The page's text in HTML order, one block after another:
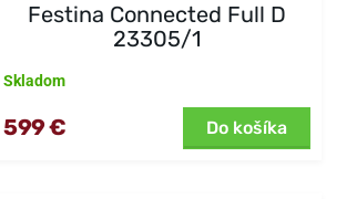
Festina Connected Full D
23305/1
Skladom
599 € Do košíka